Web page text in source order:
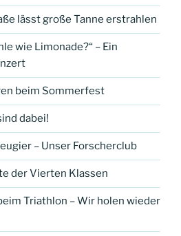
lässt große Tanne erstrahlen
wie Limonade?“ – Ein
beim Sommerfest
dabei!
– Unser Forscherclub
der Vierten Klassen
Triathlon – Wir holen wieder